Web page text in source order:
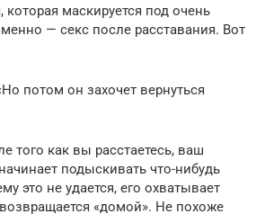
которая маскируется под очень
— секс после расставания. Вот
потом он захочет вернуться
того как вы расстаетесь, ваш
подыскивать что-нибудь
это не удается, его охватывает
«домой». Не похоже